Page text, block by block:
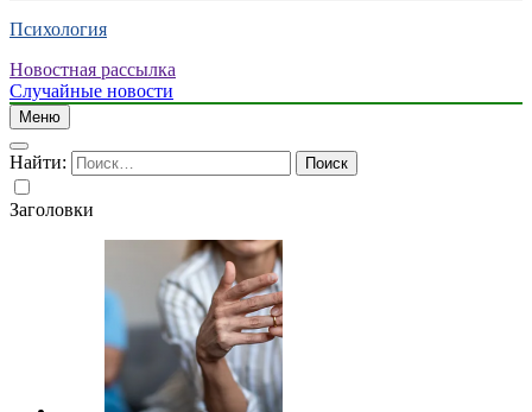
Психология
Новостная рассылка
Случайные новости
Меню
Найти:
Заголовки